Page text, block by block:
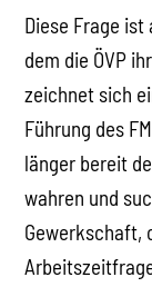
Diese Frage
dem die ÖVP
zeichnet sich
Führung des
länger bereit
wahren und
Gewerkschaft,